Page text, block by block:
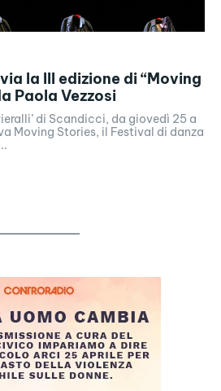
la III edizione di “Moving
Paola Vezzosi
di Scandicci, da giovedì 25 a
Moving Stories, il Festival di danza